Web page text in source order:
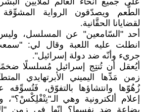
الطُّعم ويصدّقون الرواية المشوِّقة
لقضايانا الحقَّانية.
أحد "السّامعين" عن المسلسل،
انطلت عليه اللعبة وقال لي:
جريء وأنّه ضد دولة إسرائيل".
أيُعقل أن تُنتِج إسرائيل مُسلسلًا
زمن مَدِّها اليميني الأبرتهايدي
زُهُوّها وانتشاؤها بالتفوّق،
إعلام ألكترونية وهي
بضاعة ضد نفسها؟ إنّها في زمن